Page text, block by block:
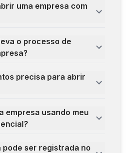
uma empresa com
o processo de
precisa para abrir
empresa usando meu
pode ser registrada no